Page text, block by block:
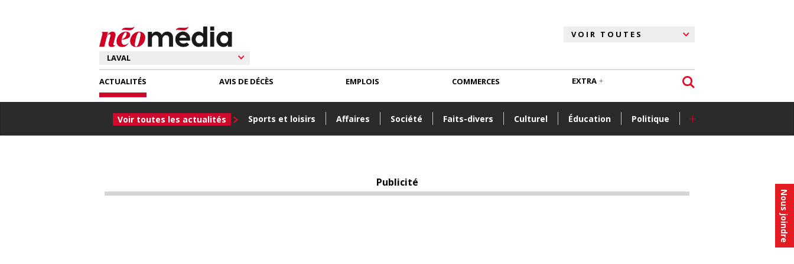
Nous joindre
ACTUALITÉS
Voir toutes les actualités Sports et loisirs Affaires Société Faits-divers Culturel Éducation Politique +
AVIS DE DÉCÈS EMPLOIS COMMERCES EXTRA
Publicité